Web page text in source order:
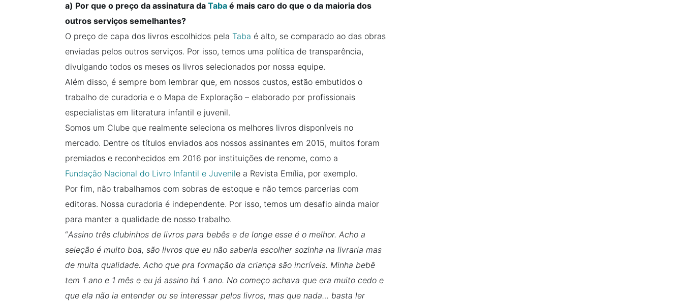
a) Por que o preço da assinatura da Taba é mais caro do que o da maioria dos
outros serviços semelhantes?
O preço de capa dos livros escolhidos pela Taba é alto, se comparado ao das obras
enviadas pelos outros serviços. Por isso, temos uma política de transparência,
divulgando todos os meses os livros selecionados por nossa equipe.
Além disso, é sempre bom lembrar que, em nossos custos, estão embutidos o
trabalho de curadoria e o Mapa de Exploração – elaborado por profissionais
especialistas em literatura infantil e juvenil.
Somos um Clube que realmente seleciona os melhores livros disponíveis no
mercado. Dentre os títulos enviados aos nossos assinantes em 2015, muitos foram
premiados e reconhecidos em 2016 por instituições de renome, como a
Fundação Nacional do Livro Infantil e Juvenile a Revista Emília, por exemplo.
Por fim, não trabalhamos com sobras de estoque e não temos parcerias com
editoras. Nossa curadoria é independente. Por isso, temos um desafio ainda maior
para manter a qualidade de nosso trabalho.
“Assino três clubinhos de livros para bebês e de longe esse é o melhor. Acho a
seleção é muito boa, são livros que eu não saberia escolher sozinha na livraria mas
de muita qualidade. Acho que pra formação da criança são incríveis. Minha bebê
tem 1 ano e 1 mês e eu já assino há 1 ano. No começo achava que era muito cedo e
que ela não ia entender ou se interessar pelos livros, mas que nada… basta ler